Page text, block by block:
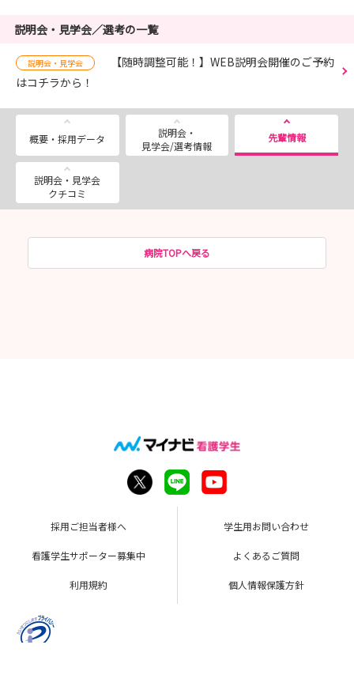
説明会・見学会／選考の一覧
説明会・見学会
【随時調整可能！】WEB説明会開催のご予約
はコチラから！
概要・採用データ
説明会・
見学会/選考情報
先輩情報
説明会・見学会
クチコミ
病院TOPへ戻る
採用ご担当者様へ 学生用お問い合わせ
看護学生サポーター募集中 よくあるご質問
利用規約 個人情報保護方針